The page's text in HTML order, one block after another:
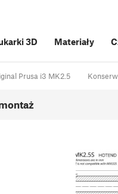
3D Materiały
Prusa i3 MK2.5